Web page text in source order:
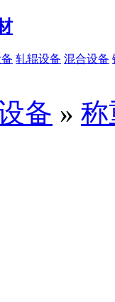
轧辊设备 混合设备
备 » 称